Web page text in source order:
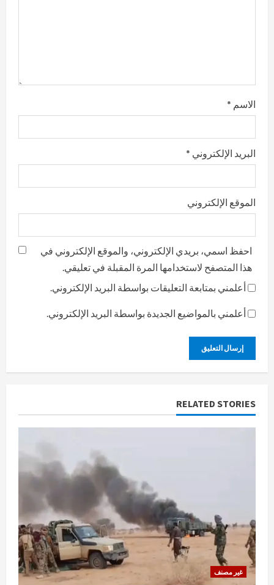
الاسم *
البريد الإلكتروني *
الموقع الإلكتروني
احفظ اسمي، بريدي الإلكتروني، والموقع الإلكتروني في
هذا المتصفح لاستخدامها المرة المقبلة في تعليقي.
أعلمني بمتابعة التعليقات بواسطة البريد الإلكتروني.
أعلمني بالمواضيع الجديدة بواسطة البريد الإلكتروني.
RELATED STORIES
غير مصنف